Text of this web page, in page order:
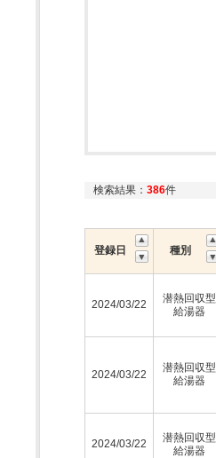
検索結果： 386件
登録日 種別
2024/03/22
潜熱回収型
給湯器
2024/03/22
潜熱回収型
給湯器
2024/03/22
潜熱回収型
給湯器